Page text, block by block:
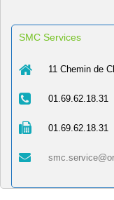
SMC Services
11 Chemin de
01.69.62.18.31
01.69.62.18.31